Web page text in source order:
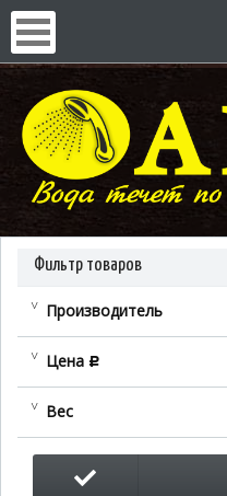
Фильтр товаров
Производитель
Цена c
Вес